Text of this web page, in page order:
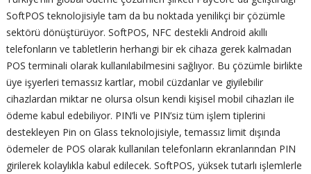
SoftPOS teknolojisiyle tam da bu noktada yenilikçi bir çözümle
sektörü dönüştürüyor. SoftPOS, NFC destekli Android akıllı
telefonların ve tabletlerin herhangi bir ek cihaza gerek kalmadan
POS terminali olarak kullanılabilmesini sağlıyor. Bu çözümle birlikte
üye işyerleri temassız kartlar, mobil cüzdanlar ve giyilebilir
cihazlardan miktar ne olursa olsun kendi kişisel mobil cihazları ile
ödeme kabul edebiliyor. PIN’li ve PIN’siz tüm işlem tiplerini
destekleyen Pin on Glass teknolojisiyle, temassız limit dışında
ödemeler de POS olarak kullanılan telefonların ekranlarından PIN
girilerek kolaylıkla kabul edilecek. SoftPOS, yüksek tutarlı işlemlerle